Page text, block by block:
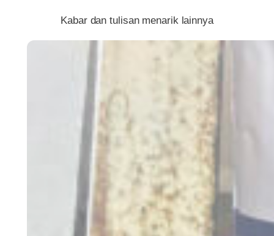
Kabar dan tulisan menarik lainnya